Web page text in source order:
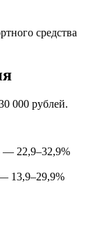
средства
000 рублей.
— 22,9–32,9%
13,9–29,9%